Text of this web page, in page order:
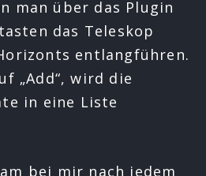
man über das Plugin
das Teleskop
entlangführen.
„Add“, wird die
in eine Liste
bei mir nach jedem